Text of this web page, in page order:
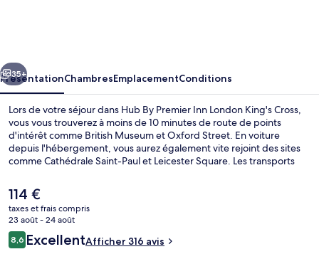
London
King's
Cross
Suivant
35+
PrésentationChambresEmplacementConditions
Lors de votre séjour dans Hub By Premier Inn London King's Cross,
vous vous trouverez à moins de 10 minutes de route de points
d'intérêt comme British Museum et Oxford Street. En voiture
depuis l'hébergement, vous aurez également vite rejoint des sites
comme Cathédrale Saint-Paul et Leicester Square. Les transports
se situe à seulement 7 min à pied.
Le
prix
actuel
est
de
114 €
taxes et frais compris
23 août - 24 août
Avis
voyageurs
8,68,6 sur 10
ExcellentAfficher 316 avis